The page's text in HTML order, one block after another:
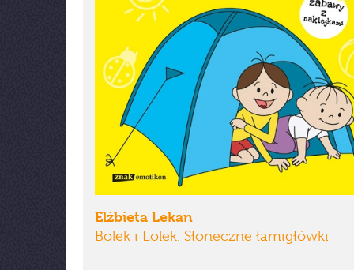
Elżbieta Lekan
Bolek i Lolek. Słoneczne łamigłówki